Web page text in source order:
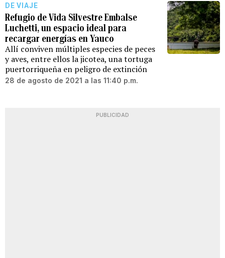
DE VIAJE
Refugio de Vida Silvestre Embalse
Luchetti, un espacio ideal para
recargar energías en Yauco
Allí conviven múltiples especies de peces
y aves, entre ellos la jicotea, una tortuga
puertorriqueña en peligro de extinción
28 de agosto de 2021 a las 11:40 p.m.
PUBLICIDAD